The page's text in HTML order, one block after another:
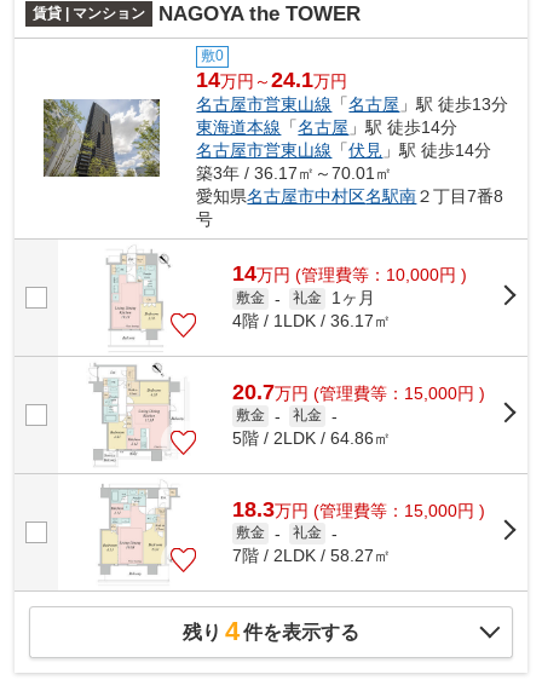
賃貸 | マンション NAGOYA the TOWER
敷0
14万円～24.1万円
名古屋市営東山線 「名古屋 」駅 徒歩13分
東海道本線 「名古屋 」駅 徒歩14分
名古屋市営東山線 「伏見 」駅 徒歩14分
築3年 / 36.17㎡～70.01㎡
愛知県名古屋市中村区名駅南２丁目7番8
号
14万円 (管理費等：10,000円 )
敷金 - 礼金
1ヶ月
4階 / 1LDK / 36.17㎡
20.7万円 (管理費等：15,000円 )
敷金 - 礼金 -
5階 / 2LDK / 64.86㎡
18.3万円 (管理費等：15,000円 )
敷金 - 礼金 -
7階 / 2LDK / 58.27㎡
残り 4件を表示する